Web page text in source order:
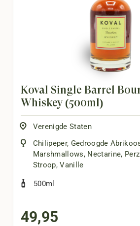
Koval Single Barrel
Whiskey (500ml)
Verenigde Staten
Chilipeper, Gedroogde
Marshmallows, Nectarine,
Stroop,Vanille
500ml
49,95